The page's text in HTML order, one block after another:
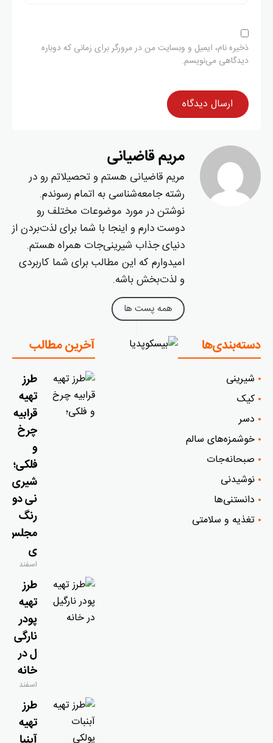
ذخیره نام، ایمیل و وبسایت من در مرورگر برای زمانی که دوباره
دیدگاهی می‌نویسم.
مریم قاضیانی
مریم قاضیانی هستم و تحصیلاتم رو در
رشته جامعه‌شناسی به اتمام رسوندم.
نوشتن در مورد موضوعات مختلف رو
دوست دارم و اینجا با شما برای لذت‌بردن از
دنیای جذاب شیرینی‌جات همراه هستم.
امیدوارم که این مطالب برای شما کاربردی
و لذت‌بخش باشه.
همه پست ها
دسته‌بندی‌ها
شیرینی
کیک
دسر
خوشمزه‌‌های سالم
صبحانه‌جات
نوشیدنی
دانستنی‌ها
تغذیه و سلامتی
آخرین مطالب
طرز
تهیه
قرابیه
چرخ
و
فلکی؛
شیری
نی دو
رنگ
مجلس
ی
اسفند
طرز
تهیه
پودر
نارگی
ل در
خانه
اسفند
طرز
تهیه